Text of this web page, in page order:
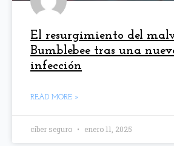
El resurgimiento del
Bumblebee tras una
infección
READ MORE »
ciber seguro enero 11, 2025